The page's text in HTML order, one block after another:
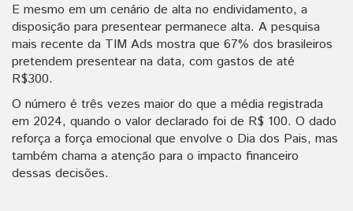
E mesmo em um cenário de alta no endividamento, a
disposição para presentear permanece alta. A pesquisa
mais recente da TIM Ads mostra que 67% dos brasileiros
pretendem presentear na data, com gastos de até
R$300.
O número é três vezes maior do que a média registrada
em 2024, quando o valor declarado foi de R$ 100. O dado
reforça a força emocional que envolve o Dia dos Pais, mas
também chama a atenção para o impacto financeiro
dessas decisões.